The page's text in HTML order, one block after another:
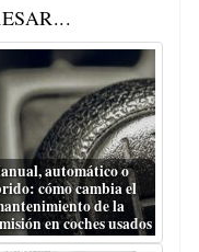
automático o
cómo cambia el
de la
en coches usados